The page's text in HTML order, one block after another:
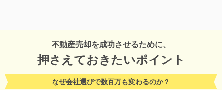
不動産売却を成功させるために、
押さえておきたいポイント
なぜ会社選びで数百万も変わるのか？